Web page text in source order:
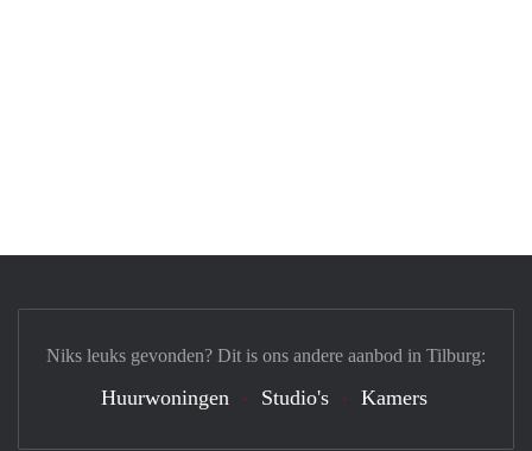
Niks leuks gevonden? Dit is ons andere aanbod in Tilburg:
Huurwoningen Studio's Kamers